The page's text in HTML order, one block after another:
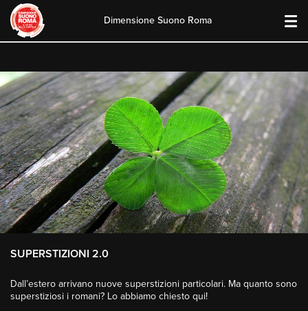
content
Dimensione Suono Roma
SUPERSTIZIONI 2.0
Dall’estero arrivano nuove superstizioni particolari. Ma quanto sono
superstiziosi i romani? Lo abbiamo chiesto qui!